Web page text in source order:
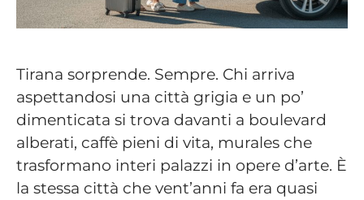
Tirana sorprende. Sempre. Chi arriva
aspettandosi una città grigia e un po’
dimenticata si trova davanti a boulevard
alberati, caffè pieni di vita, murales che
trasformano interi palazzi in opere d’arte. È
la stessa città che vent’anni fa era quasi